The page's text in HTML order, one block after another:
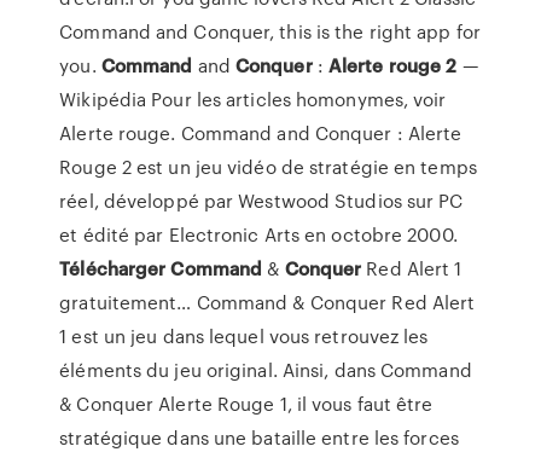
Command and Conquer, this is the right app for
you. Command and Conquer: Alerte rouge 2 —
Wikipédia Pour les articles homonymes, voir
Alerte rouge. Command and Conquer : Alerte
Rouge 2 est un jeu vidéo de stratégie en temps
réel, développé par Westwood Studios sur PC
et édité par Electronic Arts en octobre 2000.
Télécharger Command & Conquer Red Alert 1
gratuitement… Command & Conquer Red Alert
1 est un jeu dans lequel vous retrouvez les
éléments du jeu original. Ainsi, dans Command
& Conquer Alerte Rouge 1, il vous faut être
stratégique dans une bataille entre les forces